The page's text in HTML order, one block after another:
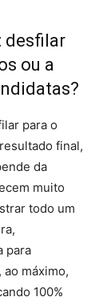
desfilar
ou a
para o
final,
da
muito
todo um
para
máximo,
100%